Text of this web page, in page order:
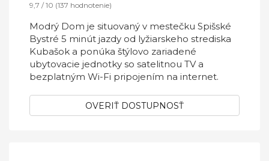
9,7 / 10 (137 hodnotenie)
Modrý Dom je situovaný v mestečku Spišské
Bystré 5 minút jazdy od lyžiarskeho strediska
Kubašok a ponúka štýlovo zariadené
ubytovacie jednotky so satelitnou TV a
bezplatným Wi-Fi pripojením na internet.
OVERIŤ DOSTUPNOSŤ